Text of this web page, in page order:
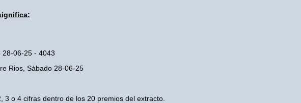
06-25 - 4043
Rios, Sábado 28-06-25
o 4 cifras dentro de los 20 premios del extracto.